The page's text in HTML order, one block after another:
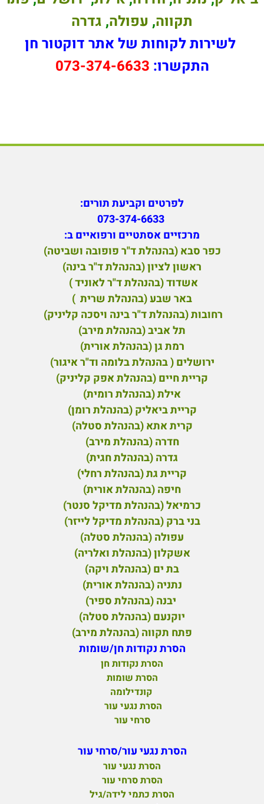
תקווה, עפולה, גדרה
לשירות לקוחות של אתר דוקטור חן
התקשרו:
לפרטים וקביעת תורים:
מרכזיים אסתטיים ורפואיים ב:
כפר סבא (בהנהלת ד"ר פופובה ושביטה)
ראשון לציון (בהנהלת ד"ר בינה)
אשדוד (בהנהלת ד"ר לאוניד )
באר שבע (בהנהלת שרית )
רחובות (בהנהלת ד"ר בינה ויסכה קליניק)
תל אביב (בהנהלת מירב)
רמת גן (בהנהלת אורית)
ירושלים ( בהנהלת בלומה וד"ר איגור)
קריית חיים (בהנהלת אפק קליניק)
אילת (בהנהלת רומית)
קריית ביאליק (בהנהלת רומן)
קרית אתא (בהנהלת סטלה)
חדרה (בהנהלת מירב)
גדרה (בהנהלת חגית)
קריית גת (בהנהלת רחלי)
חיפה (בהנהלת אורית)
כרמיאל (בהנהלת מדיקל סנטר)
בני ברק (בהנהלת מדיקל לייזר)
עפולה (בהנהלת סטלה)
אשקלון (בהנהלת ואלריה)
בת ים (בהנהלת ויקה)
נתניה (בהנהלת אורית)
יבנה (בהנהלת ספיר)
יוקנעם (בהנהלת סטלה)
פתח תקווה (בהנהלת מירב)
הסרת נקודות חן/שומות
הסרת נקודות חן
הסרת שומות
קונדילומה
הסרת נגעי עור
סרחי עור
הסרת נגעי עור/סרחי עור
הסרת נגעי עור
הסרת סרחי עור
הסרת כתמי לידה/גיל